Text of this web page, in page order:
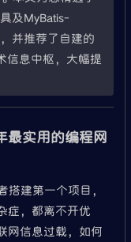
及MyBatis-
并推荐了自建的
信息中枢，大幅提
最实用的编程网
建第一个项目，
症，都离不开优
网信息过载，如何